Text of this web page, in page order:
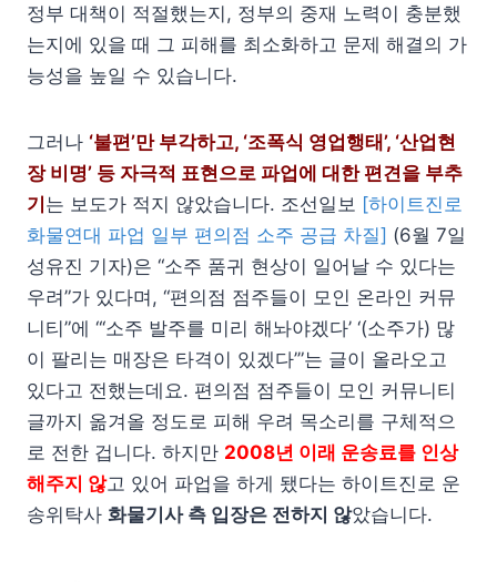
정부 대책이 적절했는지, 정부의 중재 노력이 충분했
는지에 있을 때 그 피해를 최소화하고 문제 해결의 가
능성을 높일 수 있습니다.
그러나 ‘불편’만 부각하고, ‘조폭식 영업행태’, ‘산업현
장 비명’ 등 자극적 표현으로 파업에 대한 편견을 부추
기 는 보도가 적지 않았습니다. 조선일보 [하이트진로
화물연대 파업 일부 편의점 소주 공급 차질] (6월 7일
성유진 기자)은 “소주 품귀 현상이 일어날 수 있다는
우려”가 있다며, “편의점 점주들이 모인 온라인 커뮤
니티”에 “‘소주 발주를 미리 해놔야겠다’ ‘(소주가) 많
이 팔리는 매장은 타격이 있겠다’”는 글이 올라오고
있다고 전했는데요. 편의점 점주들이 모인 커뮤니티
글까지 옮겨올 정도로 피해 우려 목소리를 구체적으
로 전한 겁니다. 하지만 2008년 이래 운송료를 인상
해주지 않고 있어 파업을 하게 됐다는 하이트진로 운
송위탁사 화물기사 측 입장은 전하지 않았습니다.